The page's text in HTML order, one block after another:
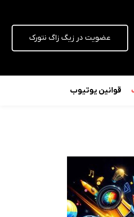
عضویت در زیگ زاگ نتورک
قوانین یوتیوب